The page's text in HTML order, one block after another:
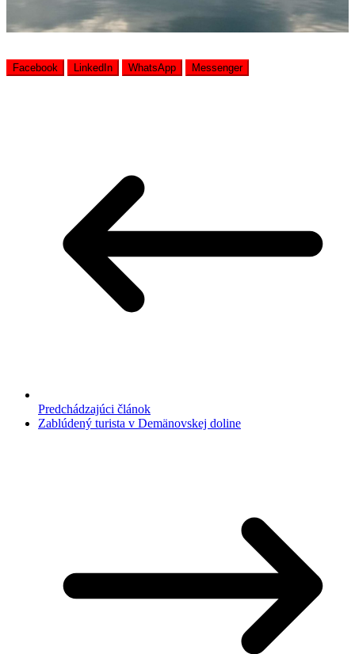
Facebook LinkedIn WhatsApp Messenger
Predchádzajúci článok
Zablúdený turista v Demänovskej doline